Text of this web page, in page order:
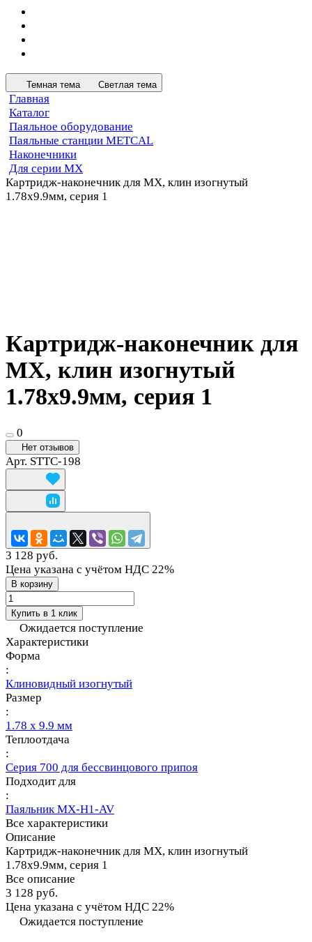
Темная тема Светлая тема
Главная
Каталог
Паяльное оборудование
Паяльные станции METCAL
Наконечники
Для серии MX
Картридж-наконечник для MX, клин изогнутый
1.78х9.9мм, серия 1
Картридж-наконечник для
MX, клин изогнутый
1.78х9.9мм, серия 1
0
Нет отзывов
Арт. STTC-198
3 128 руб.
Цена указана с учётом НДС 22%
В корзину
Купить в 1 клик
Ожидается поступление
Характеристики
Форма
:
Клиновидный изогнутый
Размер
:
1.78 х 9.9 мм
Теплоотдача
:
Серия 700 для бессвинцового припоя
Подходит для
:
Паяльник MX-H1-AV
Все характеристики
Описание
Картридж-наконечник для MX, клин изогнутый
1.78х9.9мм, серия 1
Все описание
3 128 руб.
Цена указана с учётом НДС 22%
Ожидается поступление